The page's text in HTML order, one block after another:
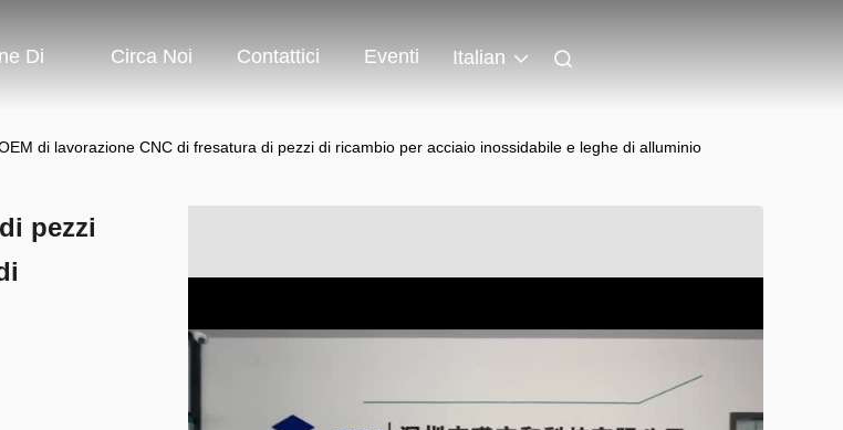
Di Circa Noi Contattici Eventi Italian
di lavorazione CNC di fresatura di pezzi di ricambio per acciaio inossidabile e leghe di alluminio
pezzi